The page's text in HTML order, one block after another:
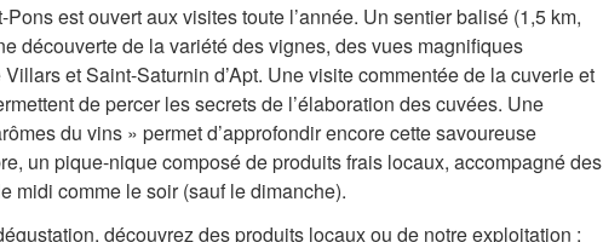
est ouvert aux visites toute l’année. Un sentier balisé (1,5 km,
découverte de la variété des vignes, des vues magnifiques
et Saint-Saturnin d’Apt. Une visite commentée de la cuverie et
de percer les secrets de l’élaboration des cuvées. Une
du vins » permet d’approfondir encore cette savoureuse
un pique-nique composé de produits frais locaux, accompagné des
midi comme le soir (sauf le dimanche).
découvrez des produits locaux ou de notre exploitation :